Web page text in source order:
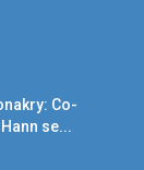
Co-
se...